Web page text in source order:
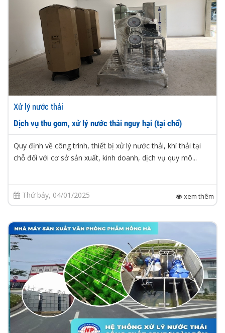
Xử lý nước thải
Dịch vụ thu gom, xử lý nước thải nguy hại (tại chổ)
Quy định về công trình, thiết bị xử lý nước thải, khí thải tại
chỗ đối với cơ sở sản xuất, kinh doanh, dịch vụ quy mô...
Thứ bảy, 04/01/2025 xem thêm